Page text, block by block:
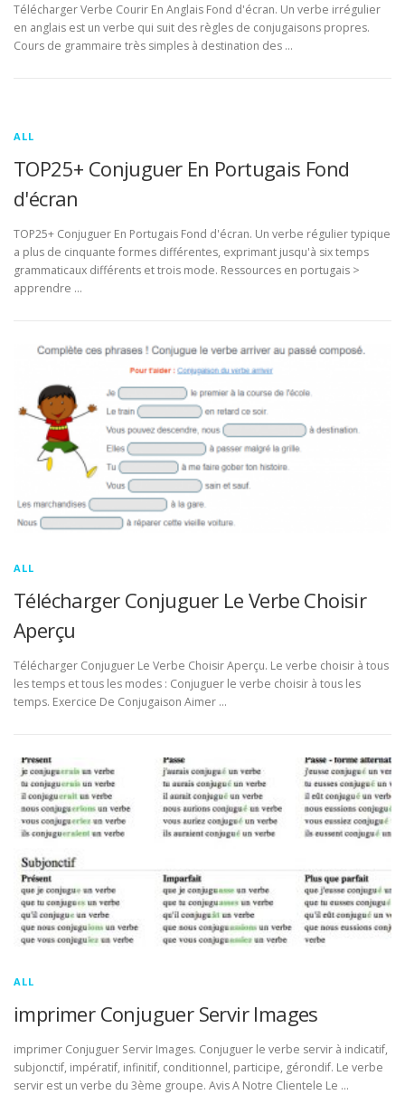
Télécharger Verbe Courir En Anglais Fond d'écran. Un verbe irrégulier
en anglais est un verbe qui suit des règles de conjugaisons propres.
Cours de grammaire très simples à destination des …
ALL
TOP25+ Conjuguer En Portugais Fond
d'écran
TOP25+ Conjuguer En Portugais Fond d'écran. Un verbe régulier typique
a plus de cinquante formes différentes, exprimant jusqu'à six temps
grammaticaux différents et trois mode. Ressources en portugais >
apprendre …
ALL
Télécharger Conjuguer Le Verbe Choisir
Aperçu
Télécharger Conjuguer Le Verbe Choisir Aperçu. Le verbe choisir à tous
les temps et tous les modes : Conjuguer le verbe choisir à tous les
temps. Exercice De Conjugaison Aimer …
ALL
imprimer Conjuguer Servir Images
imprimer Conjuguer Servir Images. Conjuguer le verbe servir à indicatif,
subjonctif, impératif, infinitif, conditionnel, participe, gérondif. Le verbe
servir est un verbe du 3ème groupe. Avis A Notre Clientele Le …